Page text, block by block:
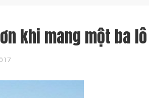
khi mang một ba